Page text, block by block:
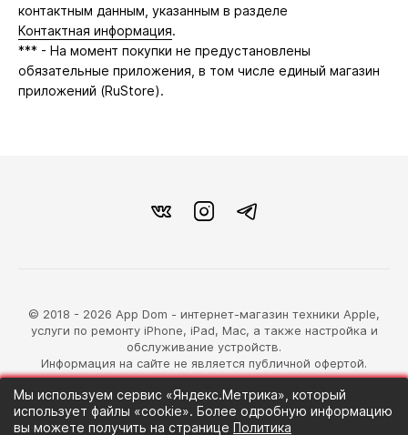
контактным данным, указанным в разделе
Контактная информация.
*** - На момент покупки не предустановлены
обязательные приложения, в том числе единый магазин
приложений (RuStore).
© 2018 - 2026 App Dom - интернет-магазин техники Apple,
услуги по ремонту iPhone, iPad, Mac, а также настройка и
обслуживание устройств.
Информация на сайте не является публичной офертой.
разработка магазина
Синий Лев
Мы используем сервис «Яндекс.Метрика», который
использует файлы «cookie». Более одробную информацию
вы можете получить на странице Политика